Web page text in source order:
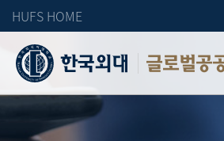
HUFS HOME
글로벌공